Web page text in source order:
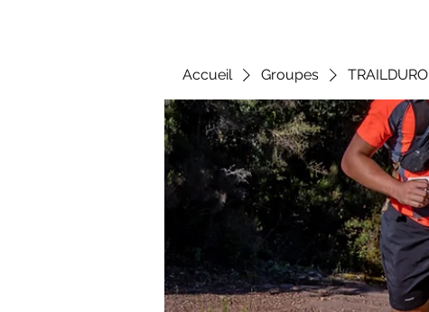
Accueil Groupes TRAILDURO